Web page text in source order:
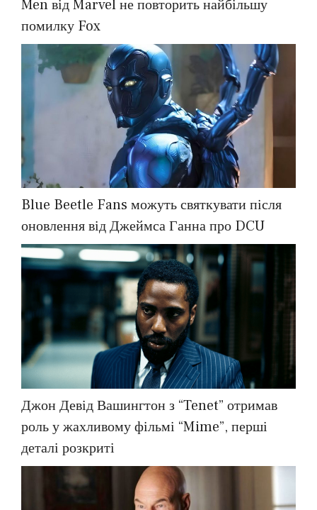
Men від Marvel не повторить найбільшу
помилку Fox
Blue Beetle Fans можуть святкувати після
оновлення від Джеймса Ганна про DCU
Джон Девід Вашингтон з “Tenet” отримав
роль у жахливому фільмі “Mime”, перші
деталі розкриті